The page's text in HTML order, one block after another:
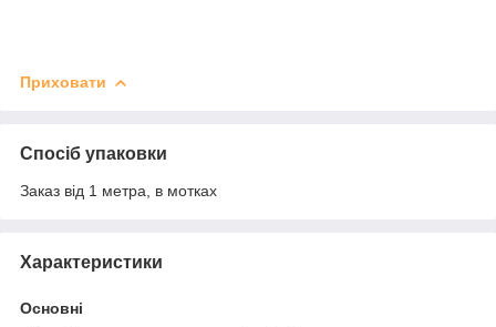
Приховати
Спосіб упаковки
Заказ від 1 метра, в мотках
Характеристики
Основні